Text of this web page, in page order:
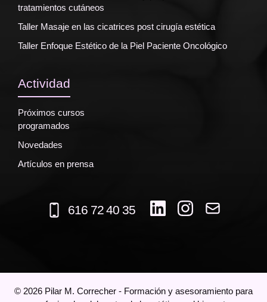
tratamientos cutáneos
Taller Masaje en las cicatrices post cirugía estética
Taller Enfoque Estético de la Piel Paciente Oncológico
Actividad
Próximos cursos
programados
Novedades
Artículos en prensa
616 72 40 35
© 2026 Pilar M. Correcher - Formación y asesoramiento para